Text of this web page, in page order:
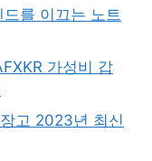
를 이끄는 노트
가성비 갑
고 2023년 최신